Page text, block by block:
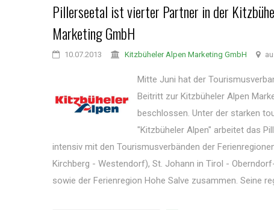
Pillerseetal ist vierter Partner in der
Marketing GmbH
10.07.2013 Kitzbüheler Alpen Marketing GmbH
Mitte Juni hat der
Beitritt zur Kitzbüheler Alpen
beschlossen. Unter der starken
"Kitzbüheler Alpen" arbeitet das
intensiv mit den Tourismusverbänden der
Kirchberg - Westendorf), St. Johann in Tirol -
sowie der Ferienregion Hohe Salve zusammen. Seine